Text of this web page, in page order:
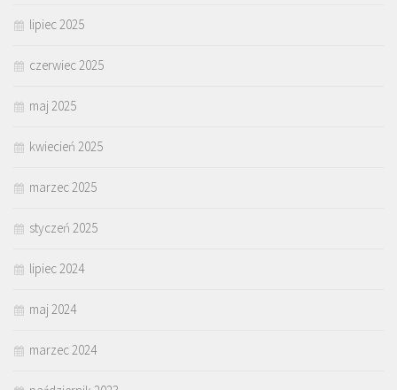
lipiec 2025
czerwiec 2025
maj 2025
kwiecień 2025
marzec 2025
styczeń 2025
lipiec 2024
maj 2024
marzec 2024